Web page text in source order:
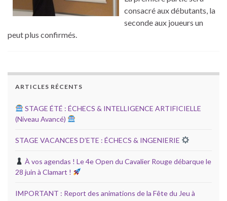
consacré aux débutants, la
seconde aux joueurs un
peut plus confirmés.
ARTICLES RÉCENTS
STAGE ÉTÉ : ÉCHECS & INTELLIGENCE ARTIFICIELLE
(Niveau Avancé)
STAGE VACANCES D’ETE : ÉCHECS & INGENIERIE
À vos agendas ! Le 4e Open du Cavalier Rouge débarque le
28 juin à Clamart !
IMPORTANT : Report des animations de la Fête du Jeu à